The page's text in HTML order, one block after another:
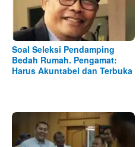
Soal Seleksi Pendamping
Bedah Rumah. Pengamat:
Harus Akuntabel dan Terbuka